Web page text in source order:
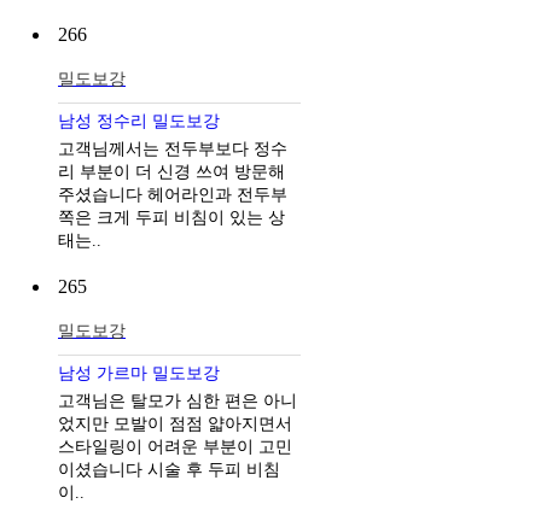
266
밀도보강
남성 정수리 밀도보강
고객님께서는 전두부보다 정수
리 부분이 더 신경 쓰여 방문해
주셨습니다 헤어라인과 전두부
쪽은 크게 두피 비침이 있는 상
태는..
265
밀도보강
남성 가르마 밀도보강
고객님은 탈모가 심한 편은 아니
었지만 모발이 점점 얇아지면서
스타일링이 어려운 부분이 고민
이셨습니다 시술 후 두피 비침
이..